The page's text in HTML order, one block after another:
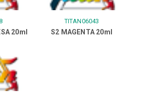
20ml
TITAN06043
S2 MAGENTA 20ml